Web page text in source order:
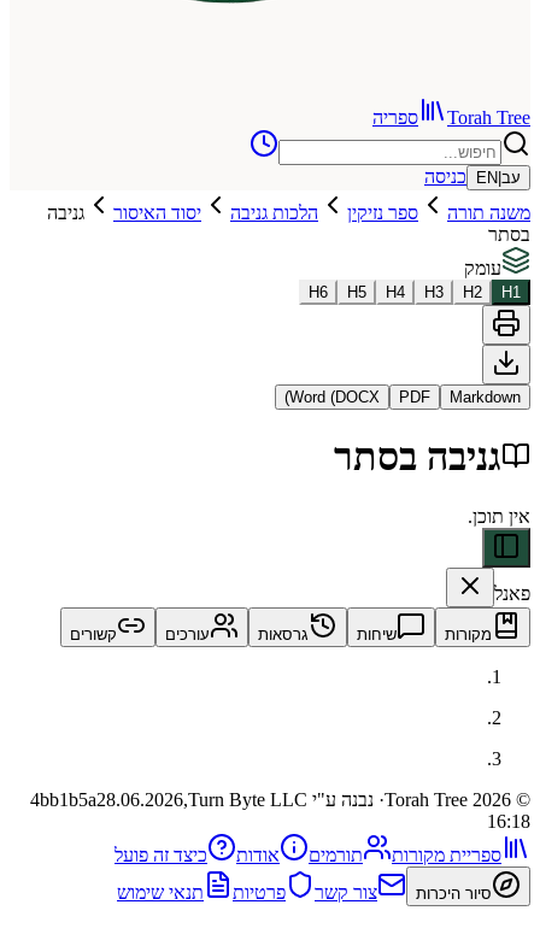
ספריה
כניסה
ספר נזיקין הלכות גניבה יסוד האיסור גניבה
H3
H4
H5
H6
PDF
Word (DOCX)
בסתר
שיחות גרסאות עורכים קשורים
· נבנה ע"י Turn Byte LLC 4bb1b5a28.06.2026,
מקורות תורמים אודות כיצד זה פועל
היכרות צור קשר פרטיות תנאי שימוש